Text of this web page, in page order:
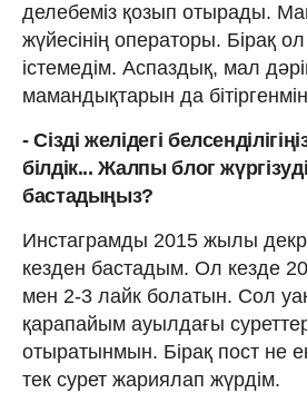
делебеміз қозып отырады.
жүйесінің операторы. Бірақ
істемедім. Аспаздық, мал
мамандықтарын да
- Сізді желідегі
білдік... Жалпы блог
бастадыңыз?
Инстаграмды 2015 жылы
кезден бастадым. Ол кезде
мен 2-3 лайк болатын. Сол
қарапайым ауылдағы
отыратынмын. Бірақ пост не
тек сурет жариялап жүрдім.